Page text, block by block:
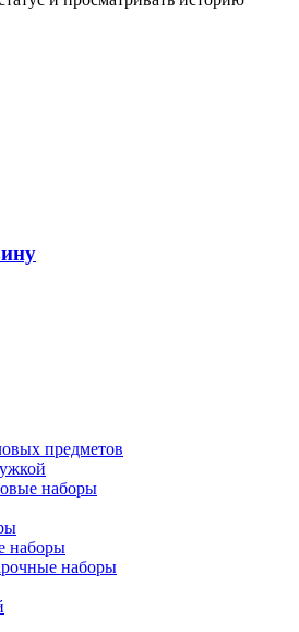
предметов
наборы
наборы
наборы